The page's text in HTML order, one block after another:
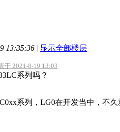
13:35:36 | 显示全部楼层
于 2021-8-19 13:03
系列吗？
系列，LG0在开发当中，不